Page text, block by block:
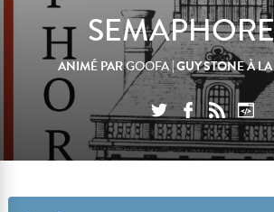
ANIMÉ PARGOOFA| GUY STONE À